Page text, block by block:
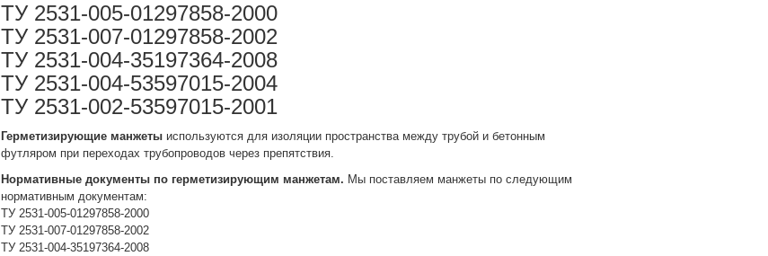
ТУ 2531-005-01297858-2000
ТУ 2531-007-01297858-2002
ТУ 2531-004-35197364-2008
ТУ 2531-004-53597015-2004
ТУ 2531-002-53597015-2001
Герметизирующие манжеты используются для изоляции пространства между трубой и бетонным
футляром при переходах трубопроводов через препятствия.
Нормативные документы по герметизирующим манжетам. Мы поставляем манжеты по следующим
нормативным документам:
ТУ 2531-005-01297858-2000
ТУ 2531-007-01297858-2002
ТУ 2531-004-35197364-2008